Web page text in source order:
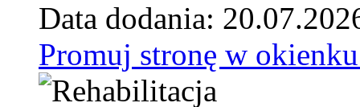
Data dodania:
Promuj stronę w